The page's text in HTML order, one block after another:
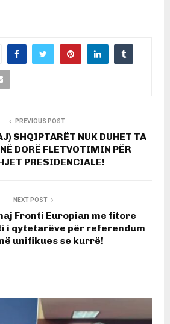
PREVIOUS POST
SHQIPTARËT NUK DUHET TA
DORË FLETVOTIMIN PËR
PRESIDENCIALE!
NEXT POST
Fronti Europian me fitore
i qytetarëve për referendum
unifikues se kurrë!